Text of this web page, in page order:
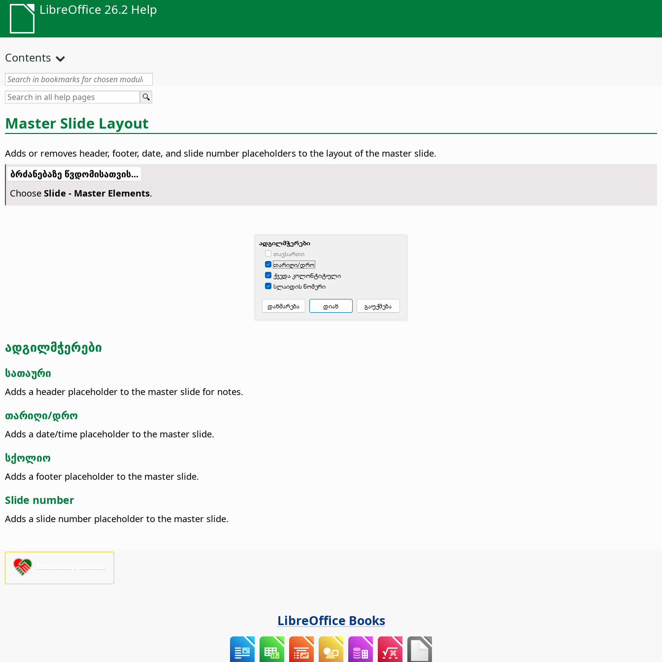
LibreOffice 26.2 Help
Contents
Master Slide Layout
Adds or removes header, footer, date, and slide number placeholders to the layout of the master slide.
ბრძანებაზე წვდომისათვის...
Choose Slide - Master Elements.
ადგილმჭერები
სათაური
Adds a header placeholder to the master slide for notes.
თარიღი/დრო
Adds a date/time placeholder to the master slide.
სქოლიო
Adds a footer placeholder to the master slide.
Slide number
Adds a slide number placeholder to the master slide.
LibreOffice Books